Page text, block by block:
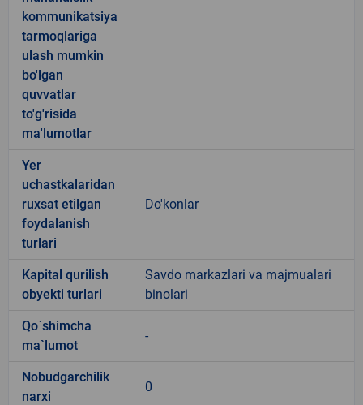
kommunikatsiya
tarmoqlariga
ulash mumkin
bo'lgan
quvvatlar
to'g'risida
ma'lumotlar
Yer
uchastkalaridan
ruxsat etilgan
foydalanish
turlari
Do'konlar
Kapital qurilish
obyekti turlari
Savdo markazlari va majmualari
binolari
Qo`shimcha
ma`lumot
-
Nobudgarchilik
narxi
0